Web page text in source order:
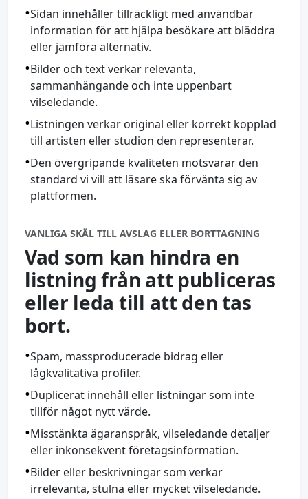
•Sidan innehåller tillräckligt med användbar
information för att hjälpa besökare att bläddra
eller jämföra alternativ.
•Bilder och text verkar relevanta,
sammanhängande och inte uppenbart
vilseledande.
•Listningen verkar original eller korrekt kopplad
till artisten eller studion den representerar.
•Den övergripande kvaliteten motsvarar den
standard vi vill att läsare ska förvänta sig av
plattformen.
VANLIGA SKÄL TILL AVSLAG ELLER BORTTAGNING
Vad som kan hindra en
listning från att publiceras
eller leda till att den tas
bort.
•Spam, massproducerade bidrag eller
lågkvalitativa profiler.
•Duplicerat innehåll eller listningar som inte
tillför något nytt värde.
•Misstänkta ägaranspråk, vilseledande detaljer
eller inkonsekvent företagsinformation.
•Bilder eller beskrivningar som verkar
irrelevanta, stulna eller mycket vilseledande.